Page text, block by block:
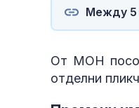
Между 5
От МОН
отделни